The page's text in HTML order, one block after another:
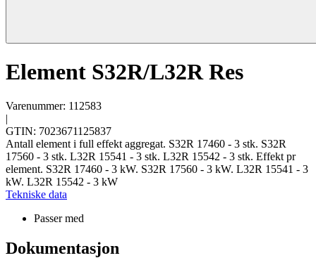
Element S32R/L32R Res
Varenummer: 112583
|
GTIN: 7023671125837
Antall element i full effekt aggregat. S32R 17460 - 3 stk. S32R
17560 - 3 stk. L32R 15541 - 3 stk. L32R 15542 - 3 stk. Effekt pr
element. S32R 17460 - 3 kW. S32R 17560 - 3 kW. L32R 15541 - 3
kW. L32R 15542 - 3 kW
Tekniske data
Passer med
Dokumentasjon